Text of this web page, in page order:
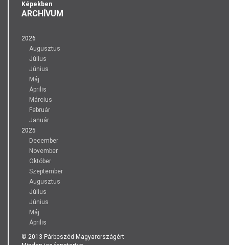
Képekben
ARCHÍVUM
2026
Augusztus
Július
Június
Máj
Április
Március
Február
Január
2025
December
November
Október
Szeptember
Augusztus
Július
Június
Máj
Április
© 2013 Párbeszéd Magyarországért